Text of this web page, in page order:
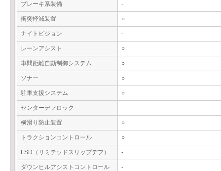
ブレーキ系装備 -
衝突軽減装置 ○
ナイトビジョン -
レーンアシスト ○
車間距離自動制御システム ○
ソナー ○
駐車支援システム ○
センターデフロック -
横滑り防止装置 ○
トラクションコントロール ○
LSD（リミテッドスリップデフ） -
ダウンヒルアシストコントロール -